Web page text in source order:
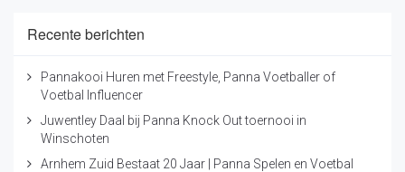
Recente berichten
Pannakooi Huren met Freestyle, Panna Voetballer of
Voetbal Influencer
Juwentley Daal bij Panna Knock Out toernooi in
Winschoten
Arnhem Zuid Bestaat 20 Jaar | Panna Spelen en Voetbal